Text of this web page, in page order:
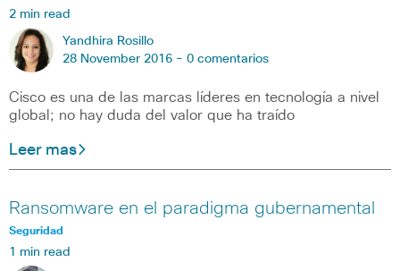
2 min read
Yandhira Rosillo
28 November 2016 - 0 comentarios
Cisco es una de las marcas líderes en tecnología a nivel
global; no hay duda del valor que ha traído
Leer mas
Ransomware en el paradigma gubernamental
Seguridad
1 min read